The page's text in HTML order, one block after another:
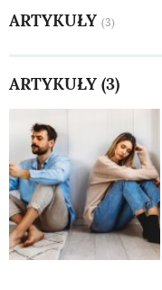
ARTYKUŁY (3)
ARTYKUŁY (3)